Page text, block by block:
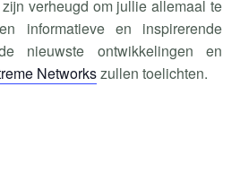
verheugd om jullie allemaal te
informatieve en inspirerende
nieuwste ontwikkelingen en
Networkszullen toelichten.